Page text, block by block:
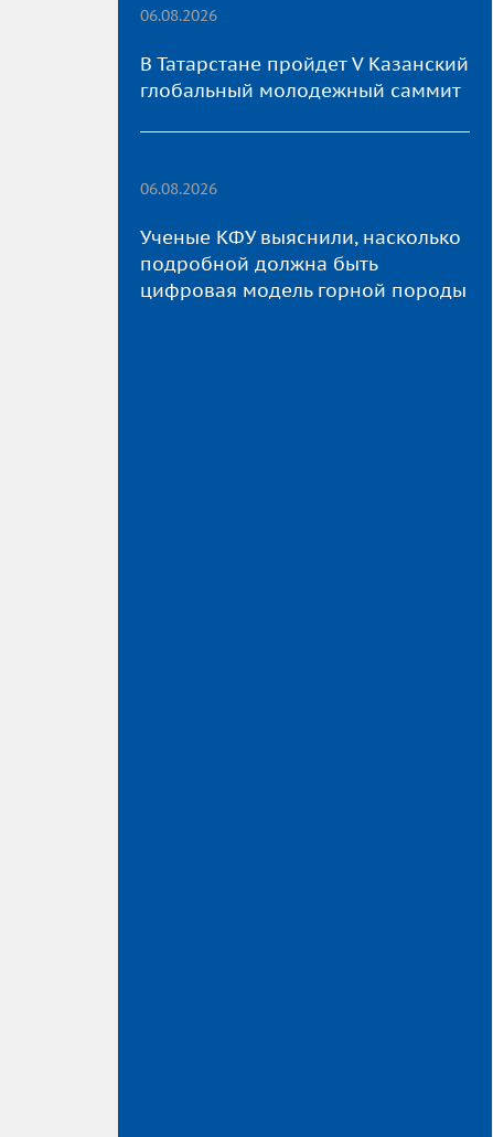
06.08.2026
В Татарстане пройдет V Казанский
глобальный молодежный саммит
06.08.2026
Ученые КФУ выяснили, насколько
подробной должна быть
цифровая модель горной породы